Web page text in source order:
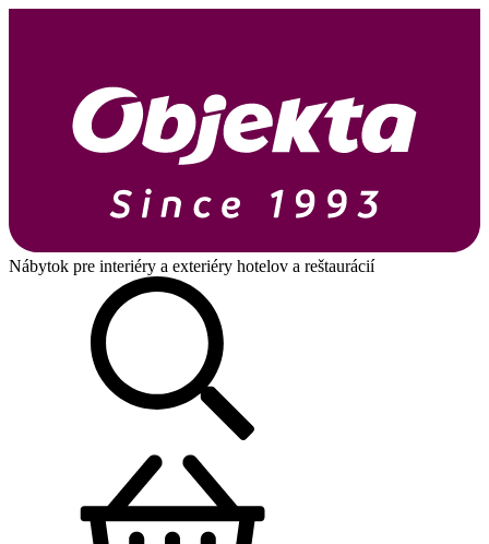
Nábytok pre interiéry a exteriéry hotelov a reštaurácií